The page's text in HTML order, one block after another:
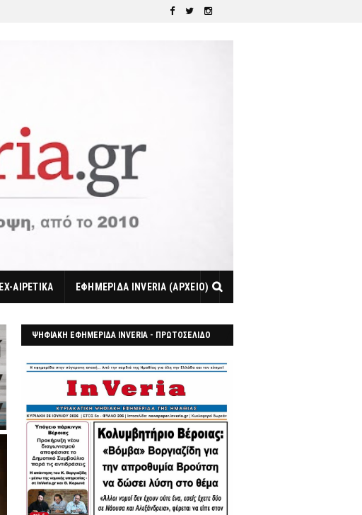
EX-ΑΙΡΕΤΙΚΑ ΕΦΗΜΕΡΙΔΑ INVERIA (ΑΡΧΕΙΟ)
ΨΗΦΙΑΚΗ ΕΦΗΜΕΡΙΔΑ INVERIA - ΠΡΩΤΟΣΕΛΙΔΟ